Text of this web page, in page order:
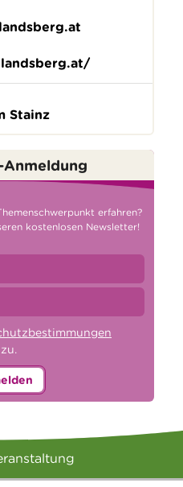
Stainz
erfahren?
kostenlosen Newsletter!